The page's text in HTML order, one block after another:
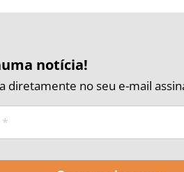
notícia!
diretamente no seu e-mail